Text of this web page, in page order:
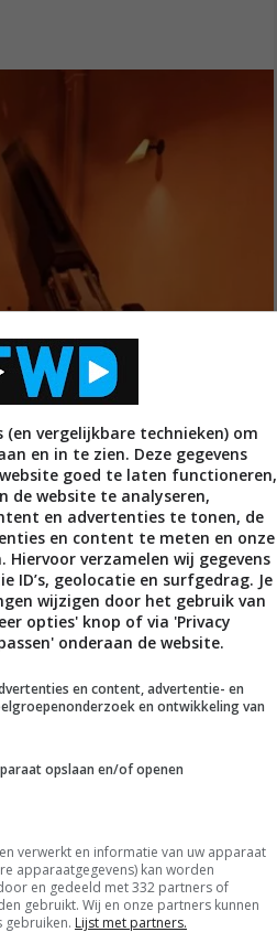
game is dit keer
te noemen,
een mysterie moet
maar komt op een
die zichzelf constant
nog een
(en vergelijkbare technieken) om
en in te zien. Deze gegevens
goed te laten functioneren,
de website te analyseren,
en advertenties te tonen, de
en content te meten en onze
Hiervoor verzamelen wij gegevens
ID’s, geolocatie en surfgedrag. Je
wijzigen door het gebruik van
opties' knop of via 'Privacy
onderaan de website.
en content, advertentie- en
en ontwikkeling van
opslaan en/of openen
verwerkt en informatie van uw apparaat
apparaatgegevens) kan worden
en gedeeld met 332 partners of
gebruikt. Wij en onze partners kunnen
gebruiken. Lijst met partners.